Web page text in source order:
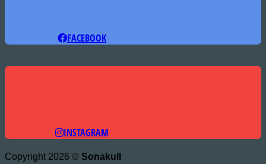
FACEBOOK
INSTAGRAM
Copyright 2026 © Sonakull